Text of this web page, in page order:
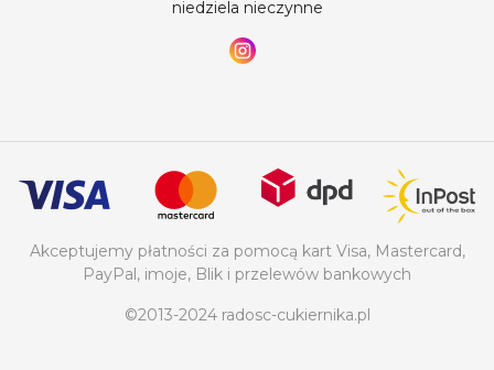
niedziela nieczynne
Akceptujemy płatności za pomocą kart Visa, Mastercard,
PayPal, imoje, Blik i przelewów bankowych
©2013-2024 radosc-cukiernika.pl